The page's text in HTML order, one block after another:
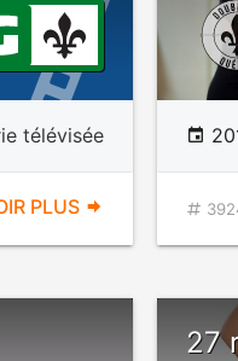
télévisée
PLUS
27